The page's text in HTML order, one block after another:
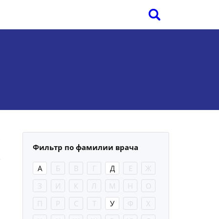
Фильтр по фамилии врача
А Б В Г Д Е
Ж
З
И К Л М Н
О
П
Р С Т У Ф
Х